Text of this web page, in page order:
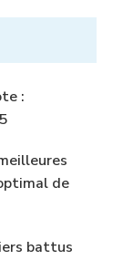
:
de
battus